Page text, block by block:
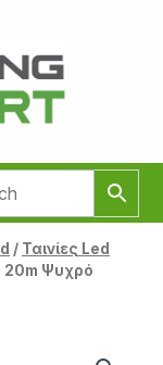
/ Ταινίες Led
20m Ψυχρό